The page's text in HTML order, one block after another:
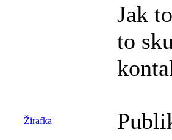
Jak
to
Žirafka